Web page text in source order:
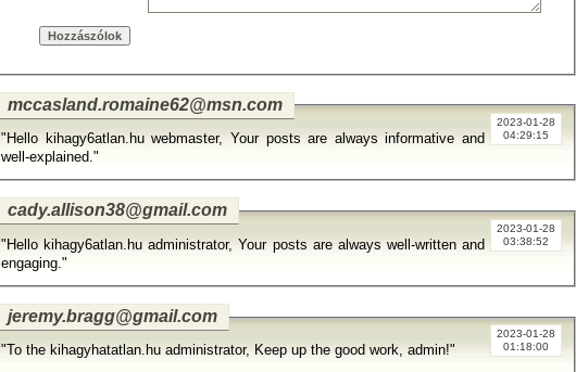
mccasland.romaine62@msn.com
2023-01-28
04:29:15
"Hello kihagy6atlan.hu webmaster, Your posts are always informative and
well-explained."
cady.allison38@gmail.com
2023-01-28
03:38:52
"Hello kihagy6atlan.hu administrator, Your posts are always well-written and
engaging."
jeremy.bragg@gmail.com
2023-01-28
01:18:00
"To the kihagyhatatlan.hu administrator, Keep up the good work, admin!"